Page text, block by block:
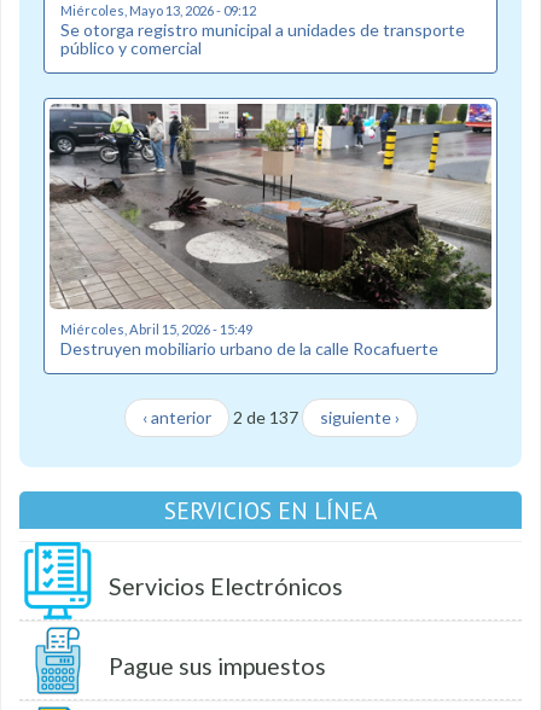
Miércoles, Mayo 13, 2026 - 09:12
Se otorga registro municipal a unidades de transporte
público y comercial
Miércoles, Abril 15, 2026 - 15:49
Destruyen mobiliario urbano de la calle Rocafuerte
‹ anterior 2 de 137 siguiente ›
SERVICIOS EN LÍNEA
Servicios Electrónicos
Pague sus impuestos